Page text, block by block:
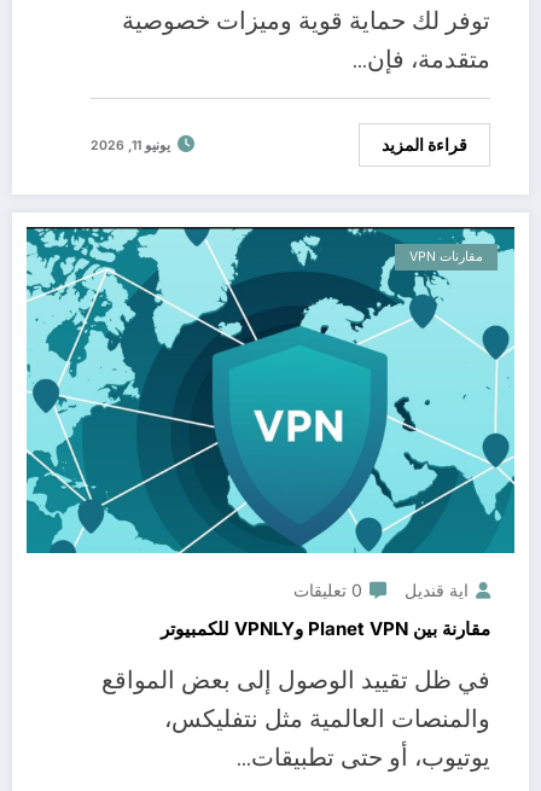
توفر لك حماية قوية وميزات خصوصية
متقدمة، فإن…
قراءة المزيد يونيو 11, 2026
مقارنات VPN
اية قنديل 0 تعليقات
مقارنة بين Planet VPN وVPNLY للكمبيوتر
في ظل تقييد الوصول إلى بعض المواقع
والمنصات العالمية مثل نتفليكس،
يوتيوب، أو حتى تطبيقات…